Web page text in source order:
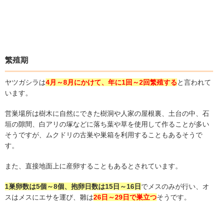
繁殖期
ヤツガシラは4月～8月にかけて、年に1回～2回繁殖すると言われて
います。
営巣場所は樹木に自然にできた樹洞や人家の屋根裏、土台の中、石
垣の隙間、白アリの塚などに落ち葉や草を使用して作ることが多い
そうですが、ムクドリの古巣や巣箱を利用することもあるそうで
す。
また、直接地面上に産卵することもあるとされています。
1巣卵数は5個～8個、抱卵日数は15日～16日 でメスのみが行い、オ
スはメスにエサを運び、雛は26日～29日で巣立つそうです。